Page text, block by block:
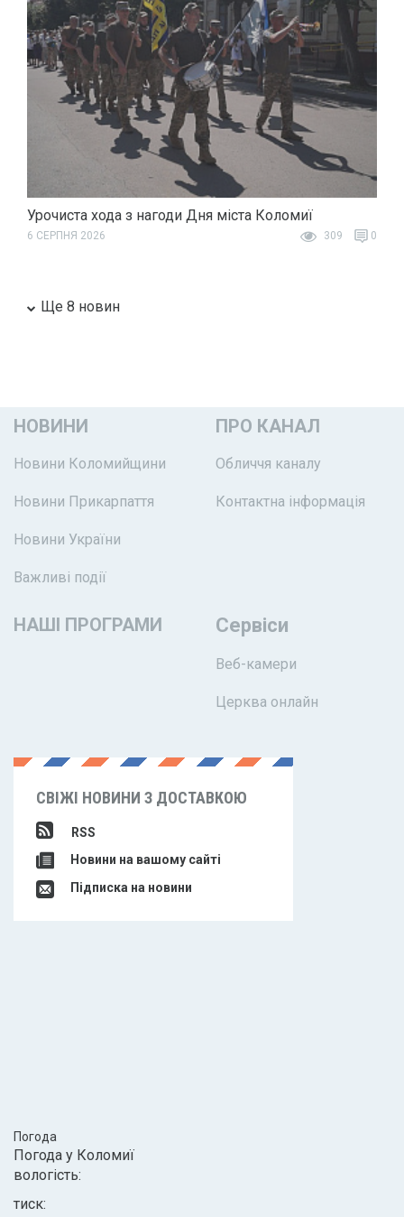
Урочиста хода з нагоди Дня міста Коломиї
6 СЕРПНЯ 2026 309 0
Ще 8 новин
НОВИНИ
Новини Коломийщини
Новини Прикарпаття
Новини України
Важливі події
ПРО КАНАЛ
Обличчя каналу
Контактна інформація
НАШІ ПРОГРАМИ Сервіси
Веб-камери
Церква онлайн
СВІЖІ НОВИНИ З ДОСТАВКОЮ
RSS
Новини на вашому сайті
Підписка на новини
Погода
Погода у Коломиї
вологість:
тиск: